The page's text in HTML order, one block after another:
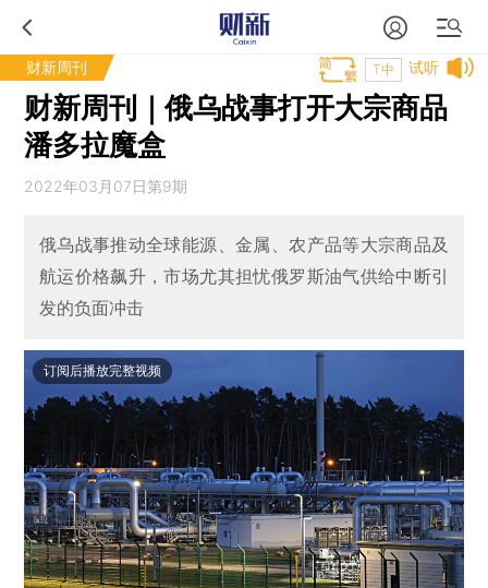
财新周刊 试听
T中
财新周刊｜俄乌战事打开大宗商品
潘多拉魔盒
2022年03月07日第9期
俄乌战事推动全球能源、金属、农产品等大宗商品及
航运价格飙升，市场尤其担忧俄罗斯油气供给中断引
发的负面冲击
订阅后播放完整视频